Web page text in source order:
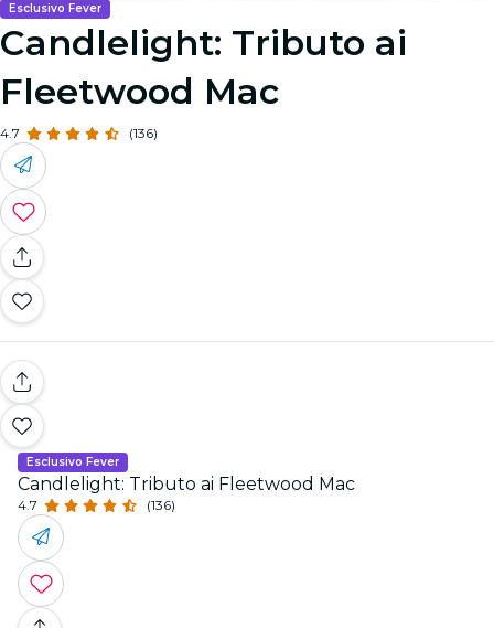
Esclusivo Fever
Candlelight: Tributo ai
Fleetwood Mac
4.7 (136)
Esclusivo Fever
Candlelight: Tributo ai Fleetwood Mac
4.7 (136)